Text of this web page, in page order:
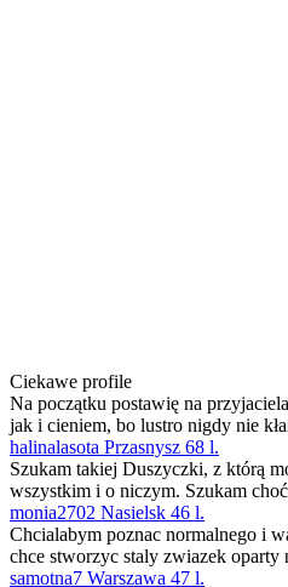
Ciekawe profile
Na początku postawię na
jak i cieniem, bo lustro nigdy nie
halinalasota Przasnysz 68 l.
Szukam takiej Duszyczki, z którą
wszystkim i o niczym. Szukam
monia2702 Nasielsk 46 l.
Chcialabym poznac normalnego i
chce stworzyc staly zwiazek oparty
samotna7 Warszawa 47 l.